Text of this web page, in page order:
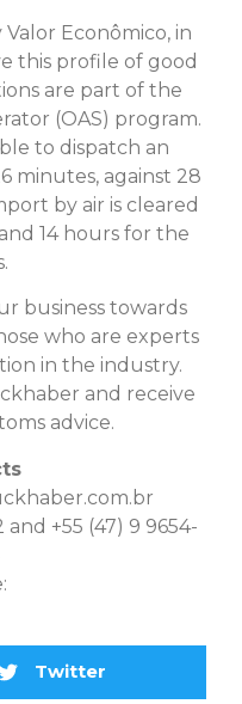
Econômico, in
this profile of good
are part of the
(OAS) program.
to dispatch an
minutes, against 28
by air is cleared
14 hours for the
business towards
who are experts
in the industry.
and receive
advice.
and +55 (47) 9 9654-
Twitter